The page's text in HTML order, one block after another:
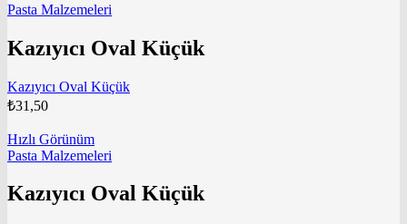
Pasta Malzemeleri
Kazıyıcı Oval Küçük
Kazıyıcı Oval Küçük
₺31,50
Hızlı Görünüm
Pasta Malzemeleri
Kazıyıcı Oval Küçük